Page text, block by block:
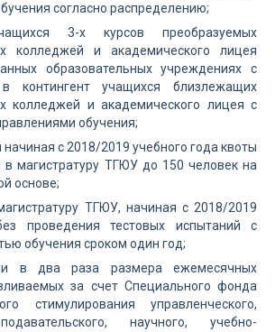
согласно распределению;
3-х курсов преобразуемых
колледжей и академического лицея
образовательных учреждениях с
контингент учащихся близлежащих
колледжей и академического лицея с
обучения;
начиная с 2018/2019 учебного года квоты
в магистратуру ТГЮУ до 150 человек на
основе;
ТГЮУ, начиная с 2018/2019
проведения тестовых испытаний с
обучения сроком один год;
в два раза размера ежемесячных
за счет Специального фонда
стимулирования управленческого,
научного, учебно-